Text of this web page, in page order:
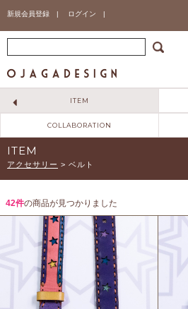
新規会員登録 | ログイン |
ITEM
COLLABORATION
ITEM
アクセサリー > ベルト
42件の商品が見つかりました